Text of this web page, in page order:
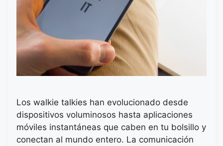
Los walkie talkies han evolucionado desde
dispositivos voluminosos hasta aplicaciones
móviles instantáneas que caben en tu bolsillo y
conectan al mundo entero. La comunicación